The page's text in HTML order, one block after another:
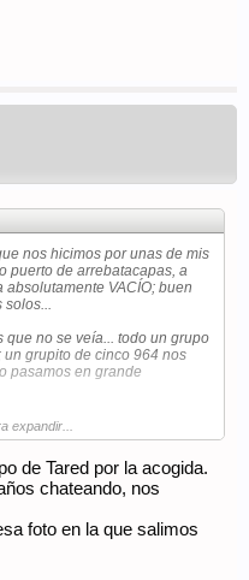
nos hicimos por unas de mis
puerto de arrebatacapas, a
VACÍO; buen
solos...
que no se veía... todo un grupo
grupito de cinco 964 nos
pasamos en grande
mundo porsche... que llevas
expandir...
de Tared por la acogida.
chateando, nos
foto en la que salimos